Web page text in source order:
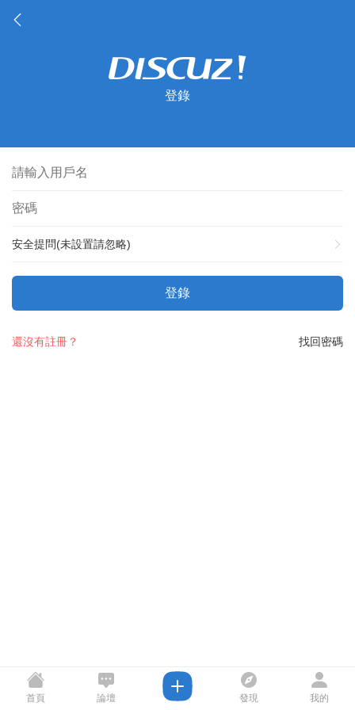
登錄
安全提問(未設置請忽略)
登錄
找回密碼
還沒有註冊？
首頁 論壇 發現 我的